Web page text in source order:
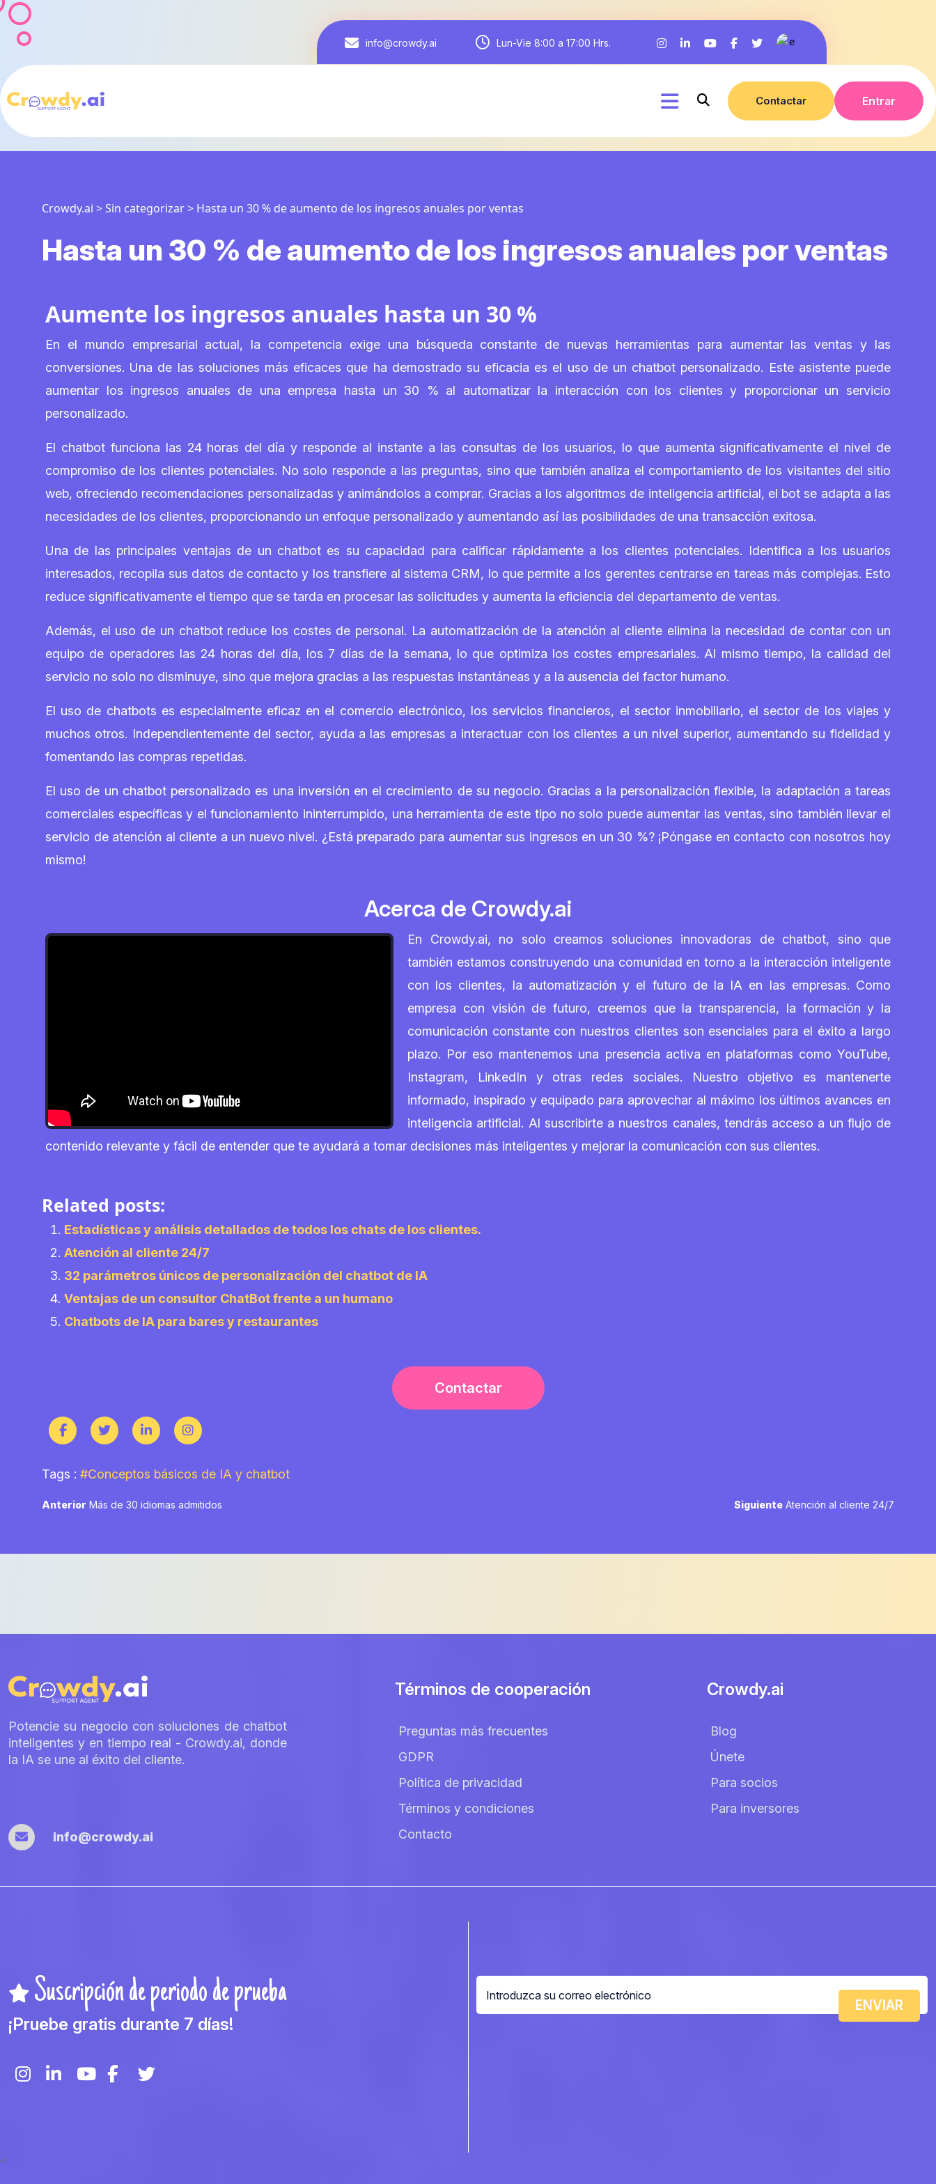
info@crowdy.ai Lun-Vie 8:00 a 17:00 Hrs.
Contactar Entrar
Crowdy.ai >Sin categorizar> Hasta un 30 % de aumento de los ingresos anuales por ventas
Hasta un 30 % de aumento de los ingresos anuales por ventas
Aumente los ingresos anuales hasta un 30 %
En el mundo empresarial actual, la competencia exige una búsqueda constante de nuevas herramientas para aumentar las ventas y las
conversiones. Una de las soluciones más eficaces que ha demostrado su eficacia es el uso de un chatbot personalizado. Este asistente puede
aumentar los ingresos anuales de una empresa hasta un 30 % al automatizar la interacción con los clientes y proporcionar un servicio
personalizado.
El chatbot funciona las 24 horas del día y responde al instante a las consultas de los usuarios, lo que aumenta significativamente el nivel de
compromiso de los clientes potenciales. No solo responde a las preguntas, sino que también analiza el comportamiento de los visitantes del sitio
web, ofreciendo recomendaciones personalizadas y animándolos a comprar. Gracias a los algoritmos de inteligencia artificial, el bot se adapta a las
necesidades de los clientes, proporcionando un enfoque personalizado y aumentando así las posibilidades de una transacción exitosa.
Una de las principales ventajas de un chatbot es su capacidad para calificar rápidamente a los clientes potenciales. Identifica a los usuarios
interesados, recopila sus datos de contacto y los transfiere al sistema CRM, lo que permite a los gerentes centrarse en tareas más complejas. Esto
reduce significativamente el tiempo que se tarda en procesar las solicitudes y aumenta la eficiencia del departamento de ventas.
Además, el uso de un chatbot reduce los costes de personal. La automatización de la atención al cliente elimina la necesidad de contar con un
equipo de operadores las 24 horas del día, los 7 días de la semana, lo que optimiza los costes empresariales. Al mismo tiempo, la calidad del
servicio no solo no disminuye, sino que mejora gracias a las respuestas instantáneas y a la ausencia del factor humano.
El uso de chatbots es especialmente eficaz en el comercio electrónico, los servicios financieros, el sector inmobiliario, el sector de los viajes y
muchos otros. Independientemente del sector, ayuda a las empresas a interactuar con los clientes a un nivel superior, aumentando su fidelidad y
fomentando las compras repetidas.
El uso de un chatbot personalizado es una inversión en el crecimiento de su negocio. Gracias a la personalización flexible, la adaptación a tareas
comerciales específicas y el funcionamiento ininterrumpido, una herramienta de este tipo no solo puede aumentar las ventas, sino también llevar el
servicio de atención al cliente a un nuevo nivel. ¿Está preparado para aumentar sus ingresos en un 30 %? ¡Póngase en contacto con nosotros hoy
mismo!
Acerca de Crowdy.ai
En Crowdy.ai, no solo creamos soluciones innovadoras de chatbot, sino que
también estamos construyendo una comunidad en torno a la interacción inteligente
con los clientes, la automatización y el futuro de la IA en las empresas. Como
empresa con visión de futuro, creemos que la transparencia, la formación y la
comunicación constante con nuestros clientes son esenciales para el éxito a largo
plazo. Por eso mantenemos una presencia activa en plataformas como YouTube,
Instagram, LinkedIn y otras redes sociales. Nuestro objetivo es mantenerte
informado, inspirado y equipado para aprovechar al máximo los últimos avances en
inteligencia artificial. Al suscribirte a nuestros canales, tendrás acceso a un flujo de
contenido relevante y fácil de entender que te ayudará a tomar decisiones más inteligentes y mejorar la comunicación con sus clientes.
Related posts:
Estadísticas y análisis detallados de todos los chats de los clientes.
Atención al cliente 24/7
32 parámetros únicos de personalización del chatbot de IA
Ventajas de un consultor ChatBot frente a un humano
Chatbots de IA para bares y restaurantes
Contactar
Tags : #Conceptos básicos de IA y chatbot
Navegación
entradas
Anterior Previous
Más de 30 idiomas admitidos Siguiente Next
Atención al cliente 24/7
Potencie su negocio con soluciones de chatbot
inteligentes y en tiempo real - Crowdy.ai, donde
la IA se une al éxito del cliente.
info@crowdy.ai
Términos de cooperación
Preguntas más frecuentes
GDPR
Política de privacidad
Términos y condiciones
Contacto
Crowdy.ai
Blog
Únete
Para socios
Para inversores
Suscripción de periodo de prueba
¡Pruebe gratis durante 7 días!
<